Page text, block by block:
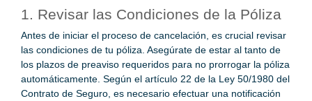
1. Revisar las Condiciones de la Póliza
Antes de iniciar el proceso de cancelación, es crucial revisar
las condiciones de tu póliza. Asegúrate de estar al tanto de
los plazos de preaviso requeridos para no prorrogar la póliza
automáticamente. Según el artículo 22 de la Ley 50/1980 del
Contrato de Seguro, es necesario efectuar una notificación